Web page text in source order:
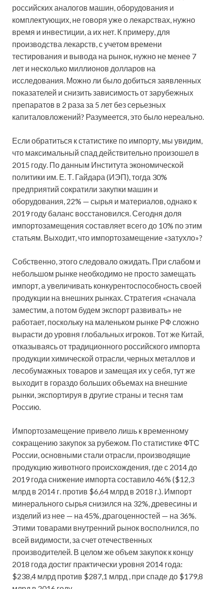
российских аналогов машин, оборудования и
комплектующих, не говоря уже о лекарствах, нужно
время и инвестиции, а их нет. К примеру, для
производства лекарств, с учетом времени
тестирования и вывода на рынок, нужно не менее 7
лет и несколько миллионов долларов на
исследования. Можно ли было добиться заявленных
показателей и снизить зависимость от зарубежных
препаратов в 2 раза за 5 лет без серьезных
капиталовложений? Разумеется, это было нереально.
Если обратиться к статистике по импорту, мы увидим,
что максимальный спад действительно произошел в
2015 году. По данным Института экономической
политики им. Е. Т. Гайдара (ИЭП), тогда 30%
предприятий сократили закупки машин и
оборудования, 22% — сырья и материалов, однако к
2019 году баланс восстановился. Сегодня доля
импортозамещения составляет всего до 10% по этим
статьям. Выходит, что импортозамещение «затухло»?
Собственно, этого следовало ожидать. При слабом и
небольшом рынке необходимо не просто замещать
импорт, а увеличивать конкурентоспособность своей
продукции на внешних рынках. Стратегия «сначала
заместим, а потом будем экспорт развивать» не
работает, поскольку на маленьком рынке РФ сложно
вырасти до уровня глобальных игроков. Тот же Китай,
отказываясь от традиционного российского импорта
продукции химической отрасли, черных металлов и
лесобумажных товаров и замещая их у себя, тут же
выходит в гораздо больших объемах на внешние
рынки, экспортируя в другие страны и тесня там
Россию.
Импортозамещение привело лишь к временному
сокращению закупок за рубежом. По статистике ФТС
России, основными стали отрасли, производящие
продукцию животного происхождения, где с 2014 до
2019 года снижение импорта составило 46% ($12,3
млрд в 2014 г. против $6,64 млрд в 2018 г.). Импорт
минерального сырья снизился на 32%, древесины и
изделий из нее — на 45%, драгоценностей — на 36%.
Этими товарами внутренний рынок восполнился, по
всей видимости, за счет отечественных
производителей. В целом же объем закупок к концу
2018 года достиг практически уровня 2014 года:
$238,4 млрд против $287,1 млрд , при спаде до $179,8